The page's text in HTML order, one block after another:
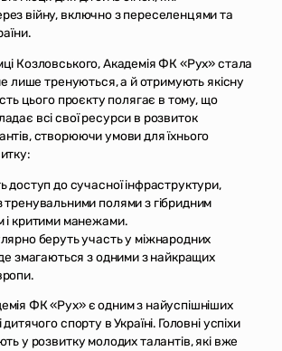
війну, включно з переселенцями та
Козловського, Академія ФК «Рух» стала
лише тренуються, а й отримують якісну
цього проєкту полягає в тому, що
всі свої ресурси в розвиток
створюючи умови для їхнього
доступ до сучасної інфраструктури,
тренувальними полями з гібридним
і критими манежами.
беруть участь у міжнародних
змагаються з одними з найкращих
ФК «Рух» є одним з найуспішніших
спорту в Україні. Головні успіхи
у розвитку молодих талантів, які вже